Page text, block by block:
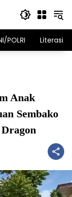
POLRI Literasi
Anak
Sembako